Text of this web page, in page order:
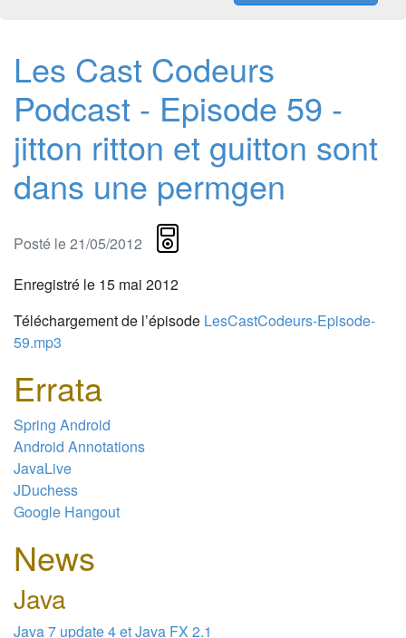
Les Cast Codeurs
Podcast - Episode 59 -
jitton ritton et guitton sont
dans une permgen
Posté le 21/05/2012
Enregistré le 15 mai 2012
Téléchargement de l’épisode LesCastCodeurs-Episode-
59.mp3
Errata
Spring Android
Android Annotations
JavaLive
JDuchess
Google Hangout
News
Java
Java 7 update 4 et Java FX 2.1